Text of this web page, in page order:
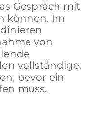
Gespräch mit
können. Im
von
vollständige,
bevor ein
muss.